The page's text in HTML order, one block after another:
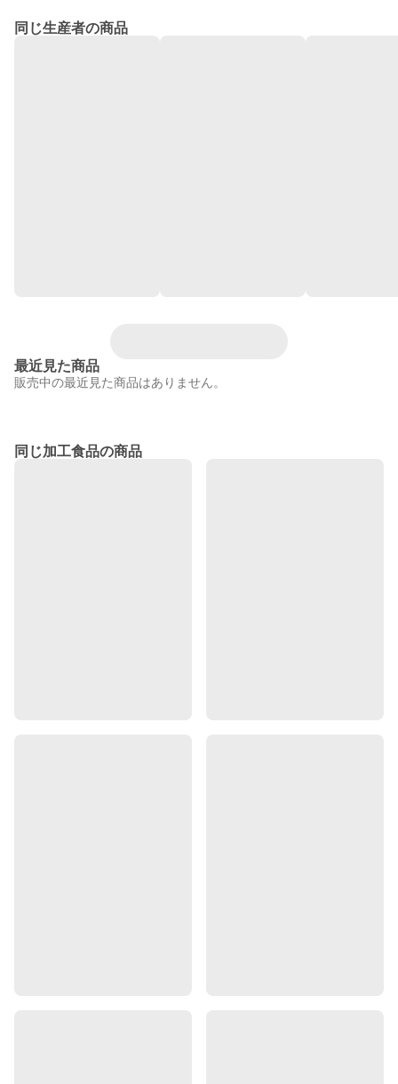
同じ生産者の商品
最近見た商品
販売中の最近見た商品はありません。
同じ加工食品の商品